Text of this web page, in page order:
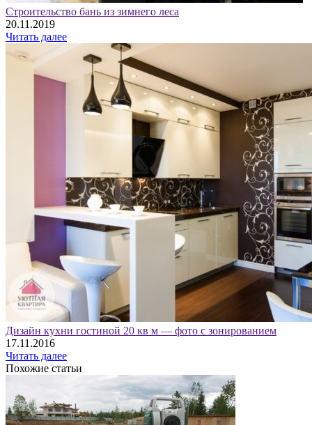
Строительство бань из зимнего леса
20.11.2019
Читать далее
Дизайн кухни гостиной 20 кв м — фото с зонированием
17.11.2016
Читать далее
Похожие статьи